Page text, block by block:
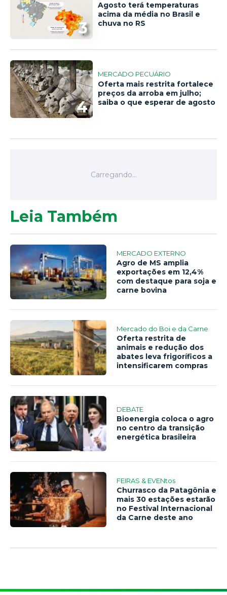
3
Agosto terá temperaturas
acima da média no Brasil e
chuva no RS
4
MERCADO PECUÁRIO
Oferta mais restrita fortalece
preços da arroba em julho;
saiba o que esperar de agosto
Leia Também
MERCADO EXTERNO
Agro de MS amplia
exportações em 12,4%
com destaque para soja e
carne bovina
Mercado do Boi e da Carne
Oferta restrita de
animais e redução dos
abates leva frigoríficos a
intensificarem compras
DEBATE
Bioenergia coloca o agro
no centro da transição
energética brasileira
FEIRAS & EVENtos
Churrasco da Patagônia e
mais 30 estações estarão
no Festival Internacional
da Carne deste ano